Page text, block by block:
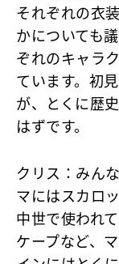
それぞれの衣
かについても
ぞれのキャラ
ています。初
が、とくに歴
はずです。
クリス ：みん
マにはスカロ
中世で使われ
ケープなど、